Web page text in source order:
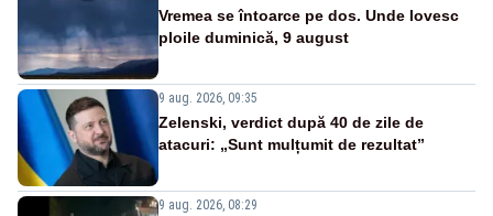
Vremea se întoarce pe dos. Unde lovesc
ploile duminică, 9 august
9 aug. 2026, 09:35
Zelenski, verdict după 40 de zile de
atacuri: „Sunt mulțumit de rezultat”
9 aug. 2026, 08:29